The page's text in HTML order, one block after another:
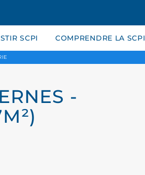
SCPI COMPRENDRE LA SCPI
-